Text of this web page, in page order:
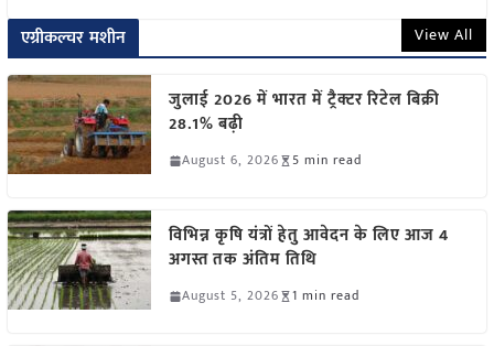
एग्रीकल्चर मशीन View All
जुलाई 2026 में भारत में ट्रैक्टर रिटेल बिक्री
28.1% बढ़ी
August 6, 2026 5 min read
विभिन्न कृषि यंत्रों हेतु आवेदन के लिए आज 4
अगस्त तक अंतिम तिथि
August 5, 2026 1 min read